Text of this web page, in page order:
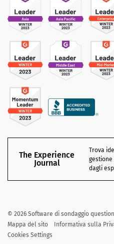
The Experience
Journal
Trova
dagli
© 2026 Software di sondaggio
Mappa del sito
Informativa sulla
Cookies Settings